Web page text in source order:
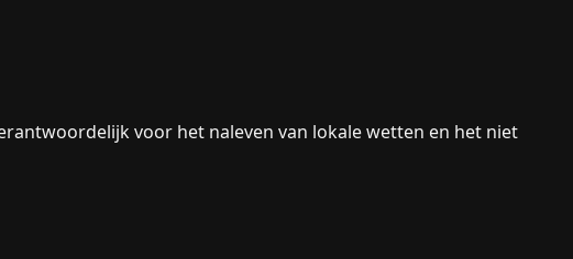
voor het naleven van lokale wetten en het niet